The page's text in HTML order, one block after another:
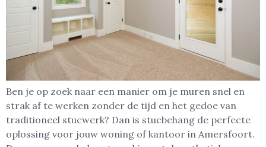
Ben je op zoek naar een manier om je muren snel en
strak af te werken zonder de tijd en het gedoe van
traditioneel stucwerk? Dan is stucbehang de perfecte
oplossing voor jouw woning of kantoor in Amersfoort.